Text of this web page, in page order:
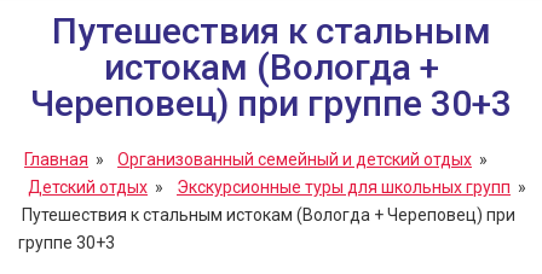
Путешествия к стальным
истокам (Вологда +
Череповец) при группе 30+3
Главная » Организованный семейный и детский отдых »
Детский отдых » Экскурсионные туры для школьных групп »
Путешествия к стальным истокам (Вологда + Череповец) при
группе 30+3